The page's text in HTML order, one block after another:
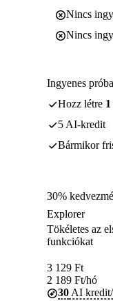
Nincs
Nincs
Ingyenes
Hozz létre 1
5 AI-kredit
Bármikor
30%
Explorer
Tökéletes az
funkciókat
3 129 Ft
2 189 Ft/hó
30 AI